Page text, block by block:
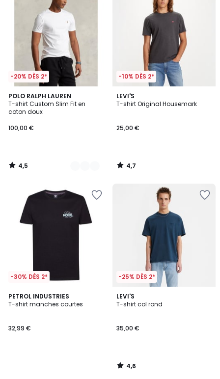
-20% DÈS 2*
POLO RALPH LAUREN
T-shirt Custom Slim Fit en
coton doux
100,00 €
4,5
/ 5
6
Couleurs
4,5
/
-10% DÈS 2*
LEVI'S
T-shirt Original Housemark
25,00 €
4,7
/ 5
4,7
/
-30% DÈS 2*
PETROL INDUSTRIES
T-shirt manches courtes
32,99 €
-25% DÈS 2*
LEVI'S
T-shirt col rond
35,00 €
4,6
/ 5
4,6
/